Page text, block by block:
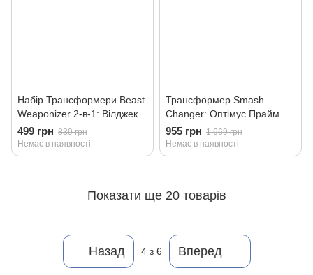
Набір Трансформери Beast
Weaponizer 2-в-1: Вілджек
499 грн 839 грн
Немає в наявності
Трансформер Smash
Changer: Оптімус Прайм
955 грн 1 669 грн
Немає в наявності
Показати ще 20 товарів
Назад 4з 6 Вперед